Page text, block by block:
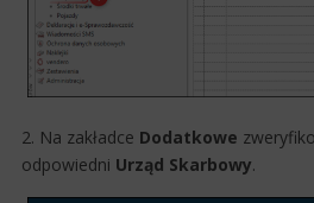
2. Na zakładce Dodatkowe
odpowiedni Urząd Skarbowy.